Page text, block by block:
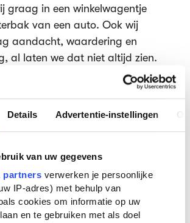
Details Advertentie-instellingen
van uw gegevens
partners verwerken je persoonlijke
IP-adres) met behulp van
cookies om informatie op uw
en te gebruiken met als doel
graag in een winkelwagentje
van een auto. Ook wij
aandacht, waardering en
al laten we dat niet altijd zien.
kleren. Als jullie weer eens
gekocht, laten jullie 't vast
wij ook. Het enige verschil is
je vooral keihard uitlachen.
zijn nu eenmaal géén watjes.
aan mee, trouwens. Ik heb 'n
.